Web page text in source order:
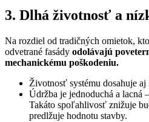
3. Dlhá životnosť a
Na rozdiel od tradičných omietok,
odvetrané fasády odolávajú
mechanickému poškodeniu.
Životnosť systému dosahuje aj
Údržba je jednoduchá a lacná
Takáto spoľahlivosť znižuje
predlžuje hodnotu stavby.